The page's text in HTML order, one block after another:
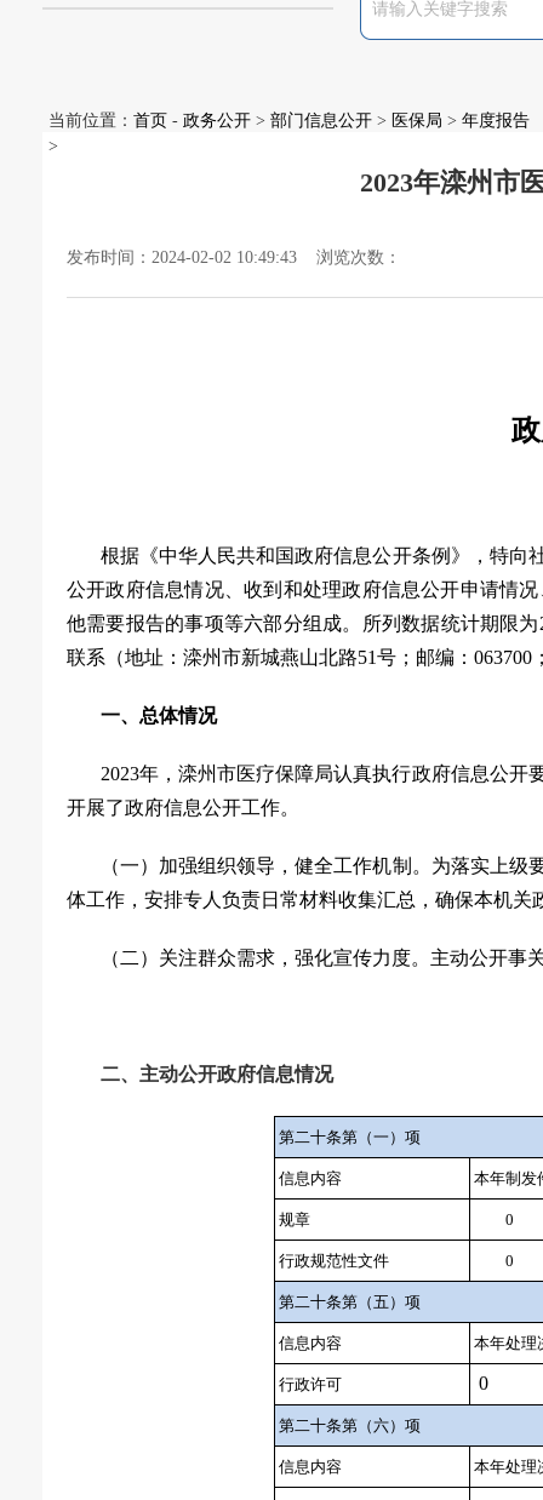
当前位置： 首页 - 政务公开 > 部门信息公开 > 医保局 > 年度报告
>
2023年滦州市
发布时间：2024-02-02 10:49:43 浏览次数：
根据《中华人民共和国政府信息公开条例》，特向
公开政府信息情况、收到和处理政府信息公开申请情
他需要报告的事项等六部分组成。所列数据统计期限为
联系（地址：滦州市新城燕山北路51号；邮编： 063700
一、总体情况
2023年，滦州市医疗保障局认真执行政府信息公开
开展了政府信息公开工作。
（一） 加强组织领导，健全工作机制。为落实上级
体工作，安排专人负责日常材料收集汇总，确保本机关
（二） 关注群众需求，强化宣传力度。主动公开事
二、主动公开政府信息情况
第二十条第（一）项
信息内容 本年制发
规章 0
行政规范性文件 0
第二十条第（五）项
信息内容 本年处理
行政许可 0
第二十条第（六）项
信息内容 本年处理